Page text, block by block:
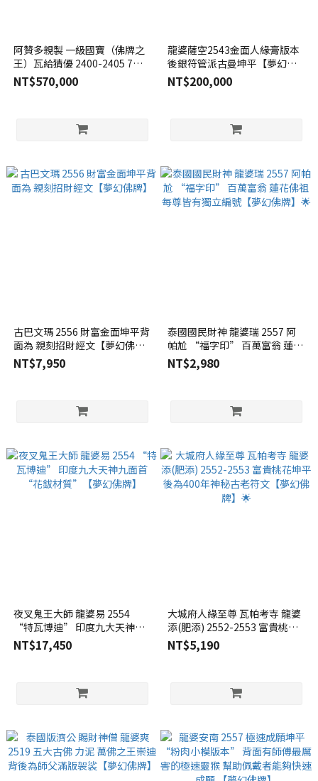
阿贊多親製 一級國寶（佛牌之
王）瓦給猜優 2400-2405 7層
流行貴模 法座崇迪D3【夢幻佛
牌】
NT$570,000
龍婆薩空2543金面人緣膏版本
後銀符管派古曼坤平【夢幻佛
牌】
NT$200,000
古巴文瑪 2556 財富金面坤平背
面為 親刻招財經文【夢幻佛
牌】
NT$7,950
泰國國民財神 龍婆瑞 2557 阿
帕尬 “福字印” 百萬富翁 蓮花
佛祖 每尊皆有獨立編號【夢幻
佛牌】🌟
NT$2,980
夜叉鬼王大師 龍婆易 2554
“特瓦博迪” 印度九大天神九
面首 “花鈸材質”【夢幻佛
牌】
NT$17,450
大城府人緣至尊 瓦帕考寺 龍婆
添(肥添) 2552-2553 富貴桃花
坤平 後為400年神秘古老符文
【夢幻佛牌】🌟
NT$5,190